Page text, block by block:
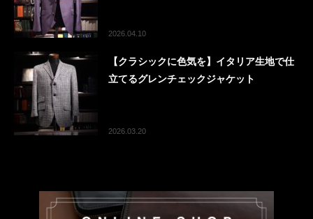
2026.04.10
【クラシックに色気を】イタリア生地で仕
立てるグレンチェックジャケット
2026.03.20